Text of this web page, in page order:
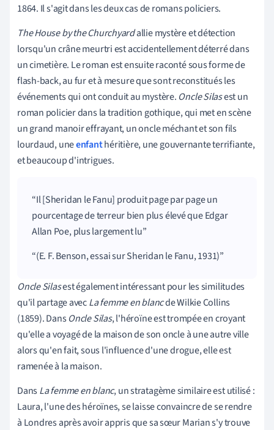
1864. Il s'agit dans les deux cas de romans policiers.
The House by the Churchyardallie mystère et détection
lorsqu'un crâne meurtri est accidentellement déterré dans
un cimetière. Le roman est ensuite raconté sous forme de
flash-back, au fur et à mesure que sont reconstitués les
événements qui ont conduit au mystère. Oncle Silasest un
roman policier dans la tradition gothique, qui met en scène
un grand manoir effrayant, un oncle méchant et son fils
lourdaud, uneenfanthéritière, une gouvernante terrifiante,
et beaucoup d'intrigues.
Il [Sheridan le Fanu] produit page par page un
pourcentage de terreur bien plus élevé que Edgar
Allan Poe, plus largement lu
(E. F. Benson, essai sur Sheridan le Fanu, 1931)
Oncle Silasest également intéressant pour les similitudes
qu'il partage avecLa femme en blancde Wilkie Collins
(1859). DansOncle Silas, l'héroïne est trompée en croyant
qu'elle a voyagé de la maison de son oncle à une autre ville
alors qu'en fait, sous l'influence d'une drogue, elle est
ramenée à la maison.
DansLa femme en blanc, un stratagème similaire est utilisé :
Laura, l'une des héroïnes, se laisse convaincre de se rendre
à Londres après avoir appris que sa sœur Marian s'y trouve